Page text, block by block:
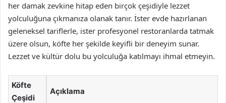
her damak zevkine hitap eden birçok çeşidiyle lezzet
yolculuğuna çıkmanıza olanak tanır. İster evde hazırlanan
geleneksel tariflerle, ister profesyonel restoranlarda tatmak
üzere olsun, köfte her şekilde keyifli bir deneyim sunar.
Lezzet ve kültür dolu bu yolculuğa katılmayı ihmal etmeyin.
Köfte
Çeşidi
Açıklama